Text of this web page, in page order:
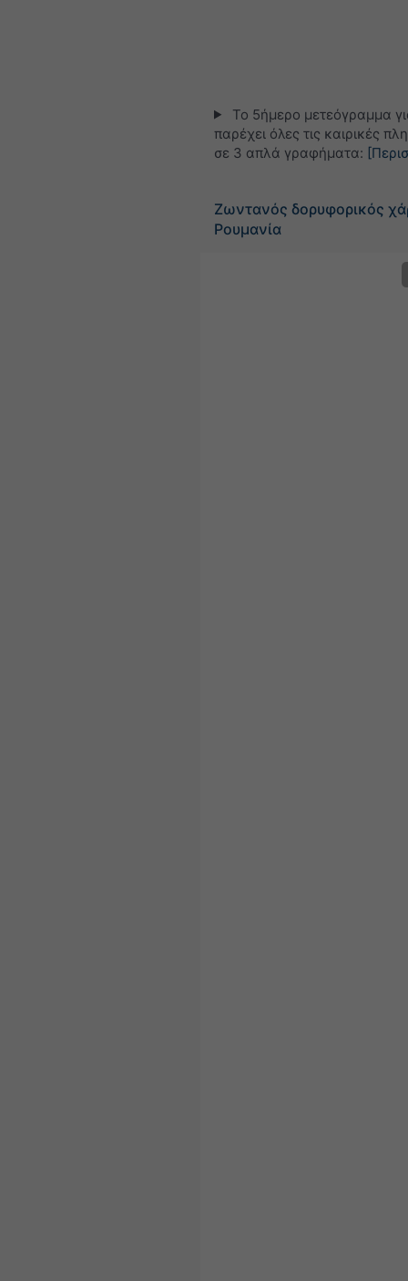
Το 5ήμερο μετεόγραμμα
παρέχει όλες τις καιρικές
σε 3 απλά γραφήματα:
Ζωντανός δορυφορικός
Ρουμανία